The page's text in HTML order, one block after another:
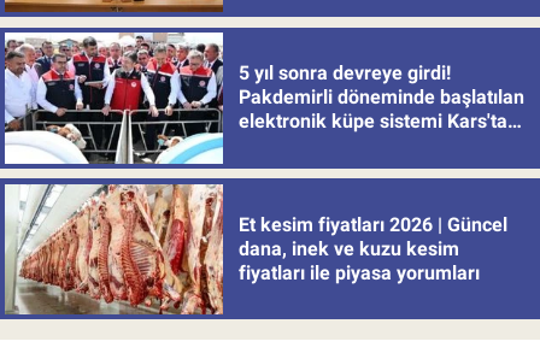
5 yıl sonra devreye girdi!
Pakdemirli döneminde başlatılan
elektronik küpe sistemi Kars'tan
Et kesim fiyatları 2026 | Güncel
dana, inek ve kuzu kesim
fiyatları ile piyasa yorumları